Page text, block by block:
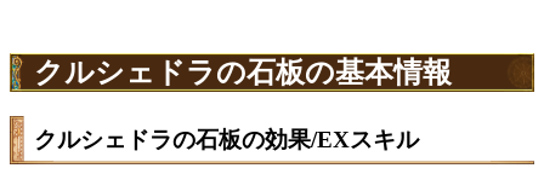
クルシェドラの石板の基本情報
クルシェドラの石板の効果/EXスキル